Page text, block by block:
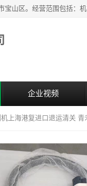
企业视频
上海港复进口退运清关 青